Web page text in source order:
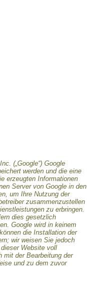
(„Google“) Google
werden und die eine
erzeugten Informationen
Server von Google in den
um Ihre Nutzung der
zusammenzustellen
zu erbringen.
dies gesetzlich
Google wird in keinem
die Installation der
wir weisen Sie jedoch
Website voll
mit der Bearbeitung der
und zu dem zuvor